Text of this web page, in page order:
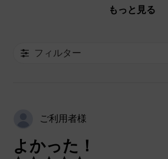
もっと見る
フィルター
ご利用者様
よかった！